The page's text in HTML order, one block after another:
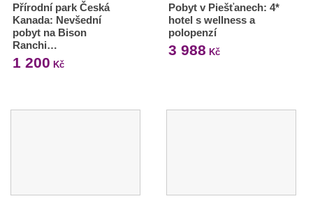
Přírodní park Česká
Kanada: Nevšední
pobyt na Bison
Ranchi…
1 200 Kč
Pobyt v Piešťanech: 4*
hotel s wellness a
polopenzí
3 988 Kč